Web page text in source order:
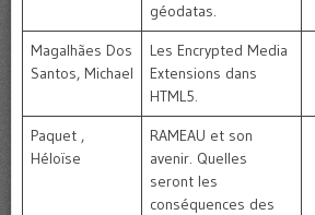
géodatas.
Magalhães Dos
Santos, Michael
Les Encrypted Media
Extensions dans
HTML5.
Paquet ,
Héloïse
RAMEAU et son
avenir. Quelles
seront les
conséquences des